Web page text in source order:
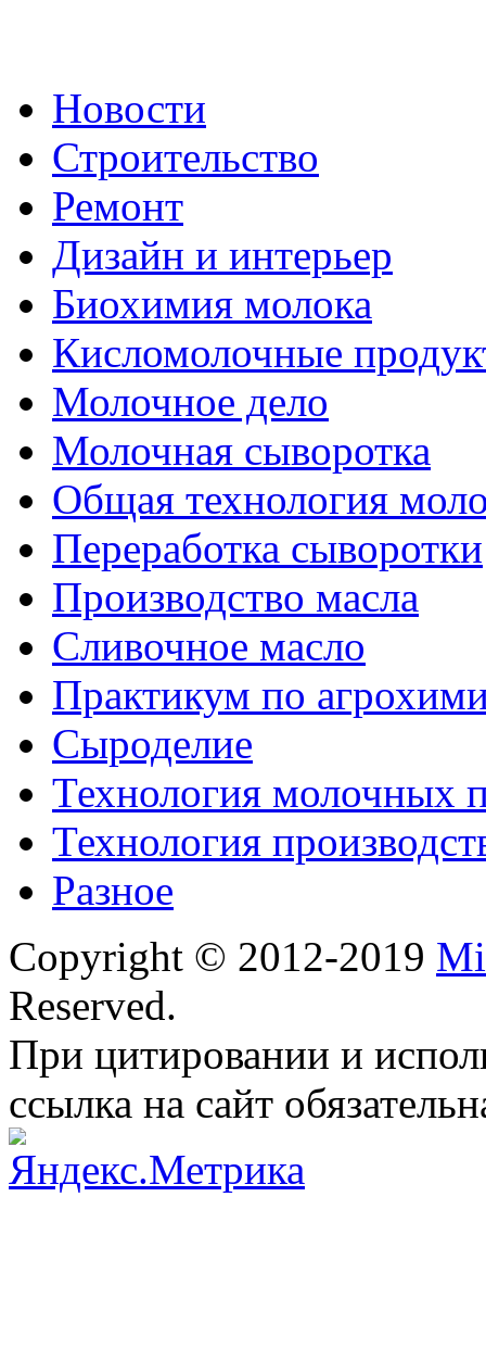
Новости
Строительство
Ремонт
Дизайн и интерьер
Биохимия молока
Кисломолочные
Молочное дело
Молочная сыворотка
Общая технология
Переработка сыворотки
Производство масла
Сливочное масло
Практикум по
Сыроделие
Технология молочных
Технология
Разное
Copyright © 2012-2019
Reserved.
При цитировании и
ссылка на сайт